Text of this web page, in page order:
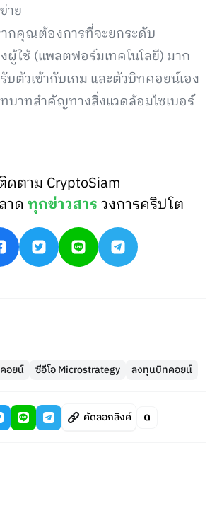
าย
ากคุณต้องการที่จะยกระดับ
ใช้ (แพลตฟอร์มเทคโนโลยี) มาก
ตัวเข้ากับเกม และตัวบิทคอยน์เอง
บาทสำคัญทางสิ่งแวดล้อมไซเบอร์
ดตาม CryptoSiam
าดทุกข่าวสารวงการคริปโต
อยน์ ซีอีโอ Microstrategy ลงทุนบิทคอยน์
คัดลอกลิงค์